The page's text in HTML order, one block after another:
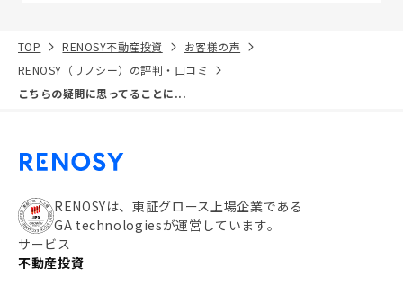
TOP RENOSY不動産投資
お客様の声
RENOSY（リノシー）の評判・口コミ
こちらの疑問に思ってることに...
RENOSYは、東証グロース上場企業である
GA technologiesが運営しています。
サービス
不動産投資